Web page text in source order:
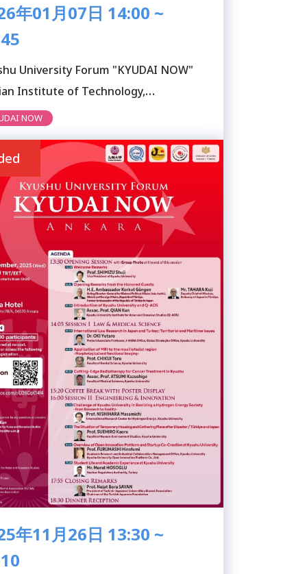
年01月07日 14:00 ~
University Forum "KYUDAI NOW"
Institute of Technology,
NOW
年11月26日 13:30 ~